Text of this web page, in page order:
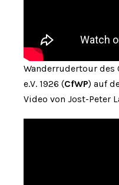
Wanderrudertour des
e.V. 1926 (CfWP) auf
Video von Jost-Peter